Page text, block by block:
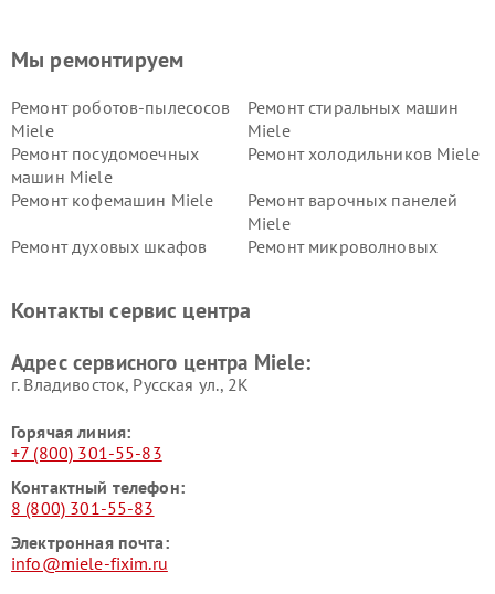
Мы ремонтируем
Ремонт роботов-пылесосов
Miele
Ремонт стиральных машин
Miele
Ремонт посудомоечных
машин Miele
Ремонт холодильников Miele
Ремонт кофемашин Miele
Ремонт варочных панелей
Miele
Ремонт духовых шкафов
Ремонт микроволновых
Miele
Miele
пылесосов Miele
Контакты сервис центра
Адрес сервисного центра Miele:
г. Владивосток, Русская ул., 2К
Горячая линия:
+7 (800) 301-55-83
Контактный телефон:
8 (800) 301-55-83
Электронная почта:
info@miele-fixim.ru